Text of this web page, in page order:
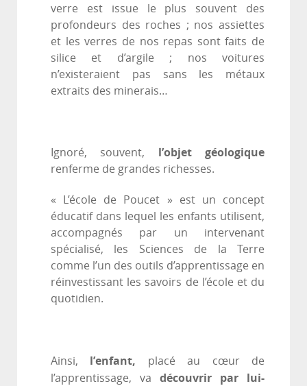
verre est issue le plus souvent des
profondeurs des roches ; nos assiettes
et les verres de nos repas sont faits de
silice et d’argile ; nos voitures
n’existeraient pas sans les métaux
extraits des minerais…
Ignoré, souvent, l’objet géologique
renferme de grandes richesses.
« L’école de Poucet » est un concept
éducatif dans lequel les enfants utilisent,
accompagnés par un intervenant
spécialisé, les Sciences de la Terre
comme l’un des outils d’apprentissage en
réinvestissant les savoirs de l’école et du
quotidien.
Ainsi, l’enfant, placé au cœur de
l’apprentissage, va découvrir par lui-